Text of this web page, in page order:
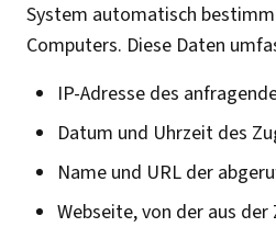
System automatisch
Computers. Diese Daten
IP-Adresse des
Datum und Uhrzeit des
Name und URL der
Webseite, von der aus